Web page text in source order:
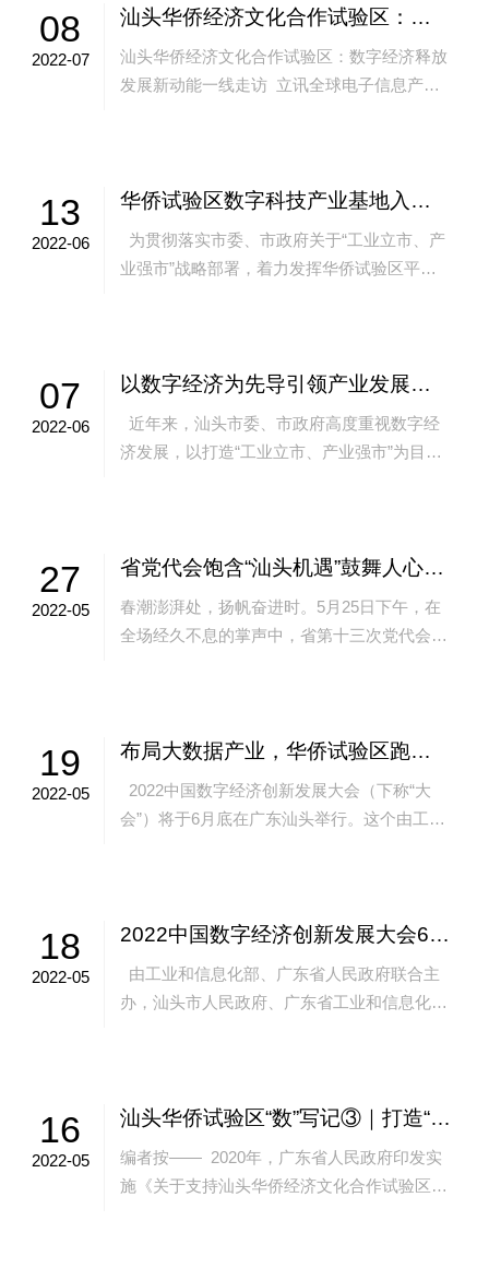
08
2022-07
汕头华侨经济文化合作试验区：数字经济释放发展新动能
汕头华侨经济文化合作试验区：数字经济释放
发展新动能一线走访 立讯全球电子信息产业
13
2022-06
华侨试验区数字科技产业基地入驻企业举行股权投资系列签约仪式
为贯彻落实市委、市政府关于“工业立市、产
业强市”战略部署，着力发挥华侨试验区平台
07
2022-06
以数字经济为先导引领产业发展｜专家学者、业界代表为汕头数字经济高质量发展建言
近年来，汕头市委、市政府高度重视数字经
济发展，以打造“工业立市、产业强市”为目标
27
2022-05
省党代会饱含“汕头机遇”鼓舞人心，赋予“汕头使命”催人奋进——走好赶考路 建功新时代
春潮澎湃处，扬帆奋进时。5月25日下午，在
全场经久不息的掌声中，省第十三次党代会胜
19
2022-05
布局大数据产业，华侨试验区跑出数字经济“加速度”
2022中国数字经济创新发展大会（下称“大
会”）将于6月底在广东汕头举行。这个由工业
18
2022-05
2022中国数字经济创新发展大会6月在汕头召开
由工业和信息化部、广东省人民政府联合主
办，汕头市人民政府、广东省工业和信息化
16
2022-05
汕头华侨试验区“数”写记③｜打造“智慧地勤”，汕头这家企业服务国内12个机场
编者按—— 2020年，广东省人民政府印发实
施《关于支持汕头华侨经济文化合作试验区高